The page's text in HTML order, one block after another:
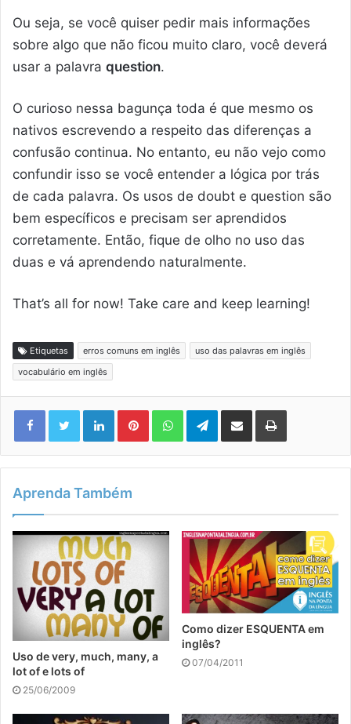
Ou seja, se você quiser pedir mais informações
sobre algo que não ficou muito claro, você deverá
usar a palavra question.
O curioso nessa bagunça toda é que mesmo os
nativos escrevendo a respeito das diferenças a
confusão continua. No entanto, eu não vejo como
confundir isso se você entender a lógica por trás
de cada palavra. Os usos de doubt e question são
bem específicos e precisam ser aprendidos
corretamente. Então, fique de olho no uso das
duas e vá aprendendo naturalmente.
That’s all for now! Take care and keep learning!
Etiquetas erros comuns em inglês
uso das palavras em inglês
vocabulário em inglês
LinkedinPinterestWhatsAppTelegram
Compartilhar via e-mail Imprimir
Aprenda Também
Uso de very, much, many, a
lot of e lots of
25/06/2009
Como dizer ESQUENTA em
inglês?
07/04/2011